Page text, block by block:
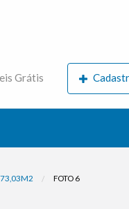
Grátis
FOTO 6